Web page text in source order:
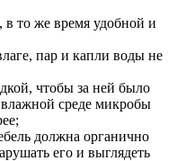
то же время удобной и
пар и капли воды не
чтобы за ней было
влажной среде микробы
должна органично
его и выглядеть